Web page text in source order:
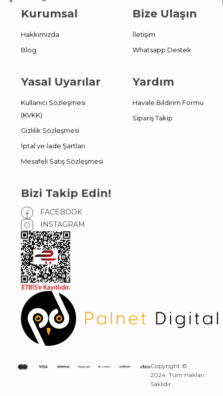
Kurumsal
Hakkımızda
Blog
Yasal Uyarılar
Kullanıcı Sözleşmesi
(KVKK)
Gizlilik Sözleşmesi
İptal ve İade Şartları
Mesafeli Satış Sözleşmesi
Bize Ulaşın
İletişim
Whatsapp Destek
Yardım
Havale Bildirim Formu
Sipariş Takip
Bizi Takip Edin!
FACEBOOK
INSTAGRAM
Copyright ©
2024. Tüm Hakları
Saklıdır.